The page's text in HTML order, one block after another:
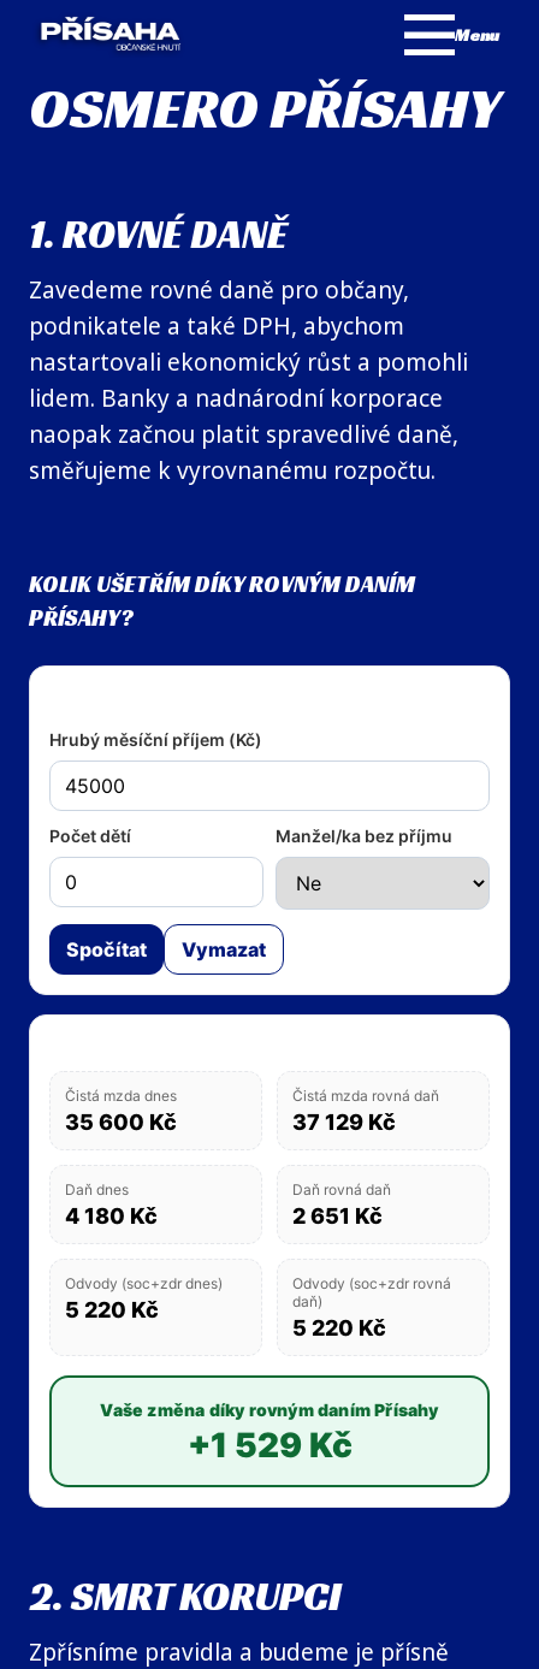
Menu
OSMERO PŘÍSAHY
1. ROVNÉ DANĚ
Zavedeme rovné daně pro občany,
podnikatele a také DPH, abychom
nastartovali ekonomický růst a pomohli
lidem. Banky a nadnárodní korporace
naopak začnou platit spravedlivé daně,
směřujeme k vyrovnanému rozpočtu.
KOLIK UŠETŘÍM DÍKY ROVNÝM DANÍM
PŘÍSAHY?
Hrubý měsíční příjem (Kč)
Počet dětí Manžel/ka bez příjmu
Spočítat Vymazat
Čistá mzda dnes
35 600 Kč
Čistá mzda rovná daň
37 129 Kč
Daň dnes
4 180 Kč
Daň rovná daň
2 651 Kč
Odvody (soc+zdr dnes)
5 220 Kč
Odvody (soc+zdr rovná
daň)
5 220 Kč
Vaše změna díky rovným daním Přísahy
+1 529 Kč
2. SMRT KORUPCI
Zpřísníme pravidla a budeme je přísně